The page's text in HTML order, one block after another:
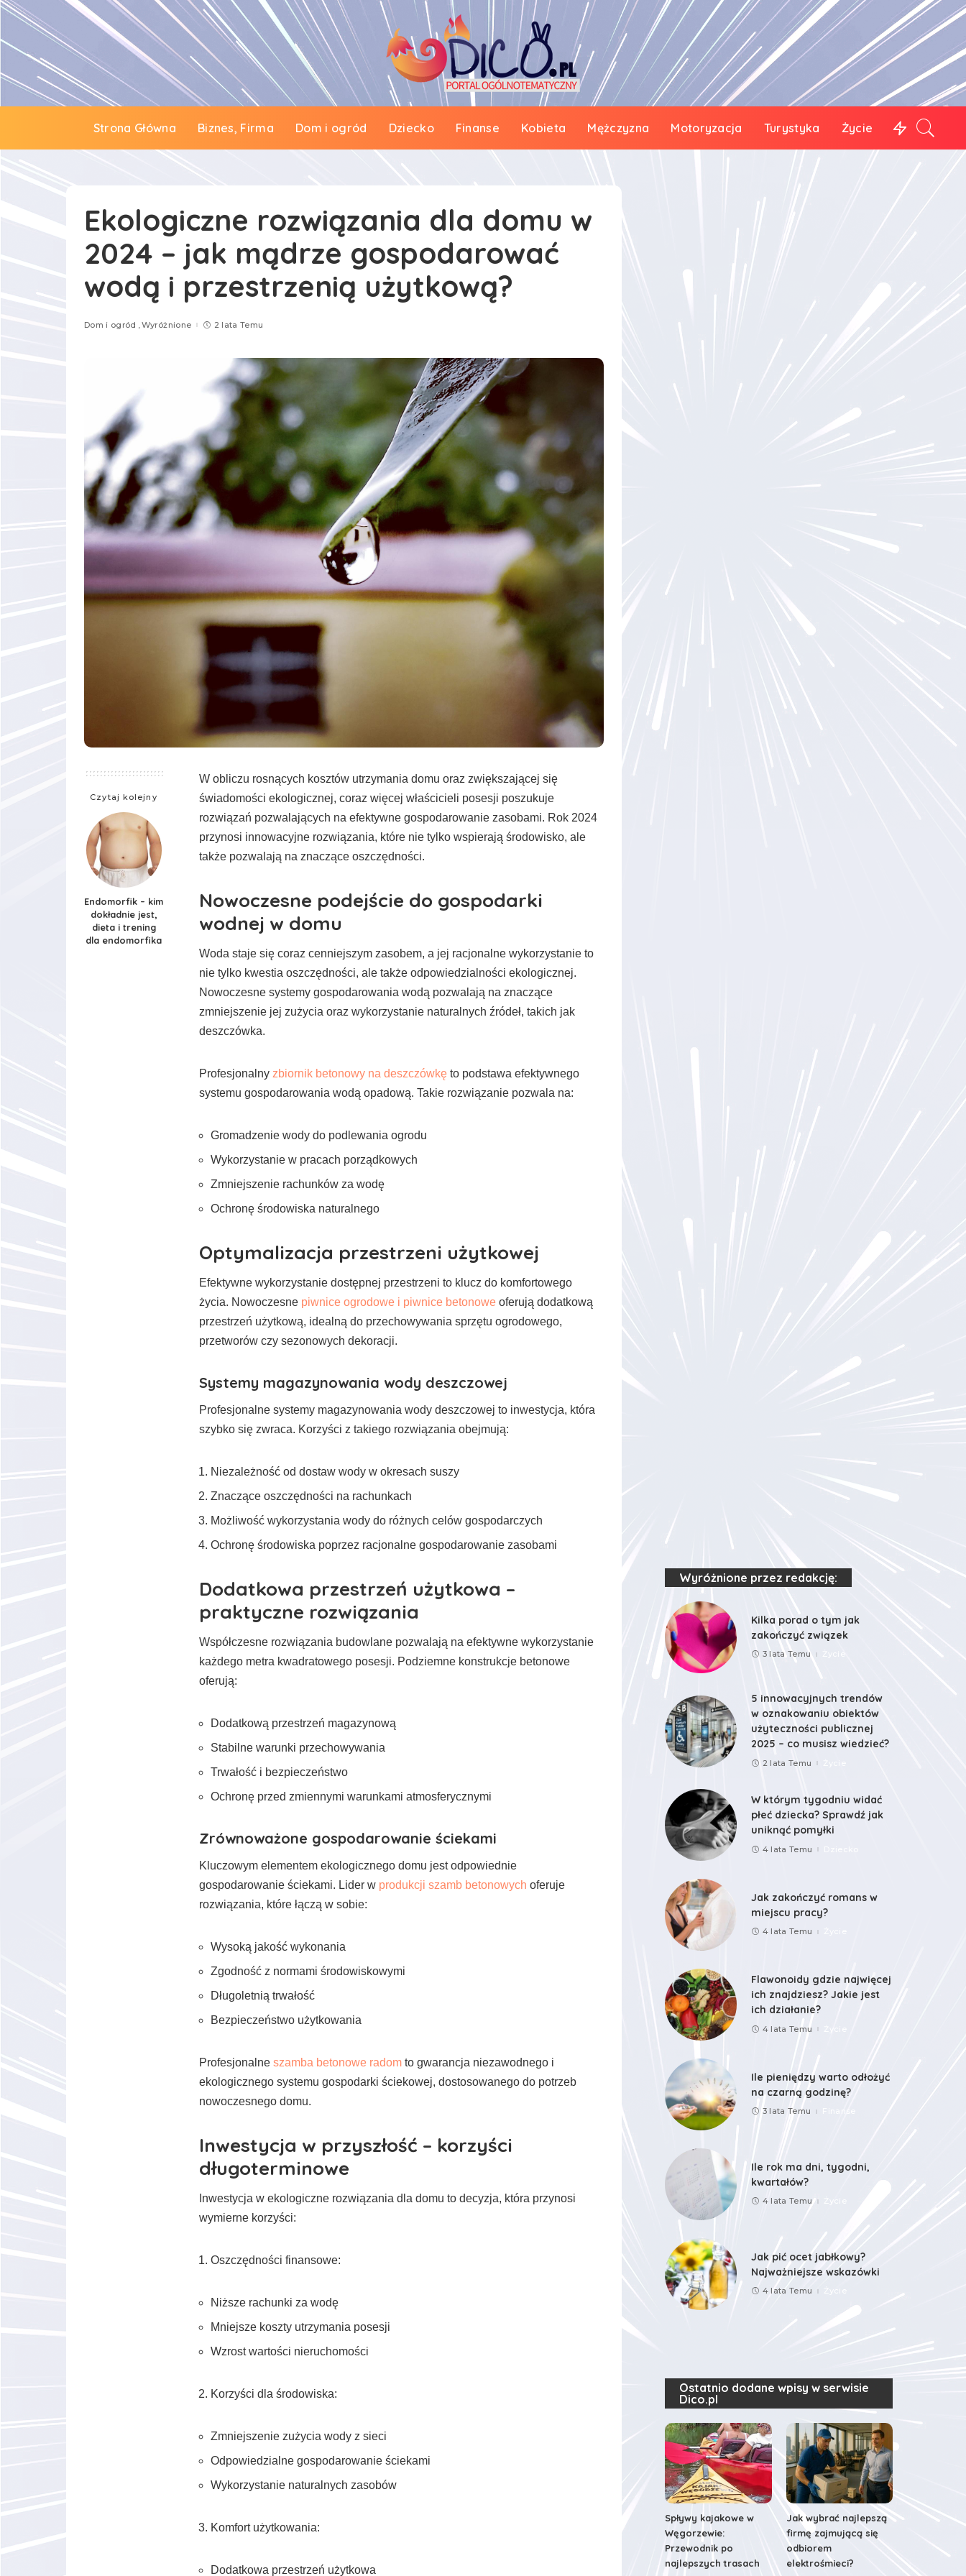
Strona Główna Biznes, Firma Dom i ogród Dziecko Finanse Kobieta Mężczyzna Motoryzacja Turystyka Życie
Ekologiczne rozwiązania dla domu w
2024 – jak mądrze gospodarować
wodą i przestrzenią użytkową?
Dom i ogród Wyróżnione 2 lata Temu
Czytaj kolejny
Endomorfik – kim
dokładnie jest,
dieta i trening
dla endomorfika
W obliczu rosnących kosztów utrzymania domu oraz zwiększającej się
świadomości ekologicznej, coraz więcej właścicieli posesji poszukuje
rozwiązań pozwalających na efektywne gospodarowanie zasobami. Rok 2024
przynosi innowacyjne rozwiązania, które nie tylko wspierają środowisko, ale
także pozwalają na znaczące oszczędności.
Nowoczesne podejście do gospodarki
wodnej w domu
Woda staje się coraz cenniejszym zasobem, a jej racjonalne wykorzystanie to
nie tylko kwestia oszczędności, ale także odpowiedzialności ekologicznej.
Nowoczesne systemy gospodarowania wodą pozwalają na znaczące
zmniejszenie jej zużycia oraz wykorzystanie naturalnych źródeł, takich jak
deszczówka.
Profesjonalny zbiornik betonowy na deszczówkę to podstawa efektywnego
systemu gospodarowania wodą opadową. Takie rozwiązanie pozwala na:
Gromadzenie wody do podlewania ogrodu
Wykorzystanie w pracach porządkowych
Zmniejszenie rachunków za wodę
Ochronę środowiska naturalnego
Optymalizacja przestrzeni użytkowej
Efektywne wykorzystanie dostępnej przestrzeni to klucz do komfortowego
życia. Nowoczesne piwnice ogrodowe i piwnice betonowe oferują dodatkową
przestrzeń użytkową, idealną do przechowywania sprzętu ogrodowego,
przetworów czy sezonowych dekoracji.
Systemy magazynowania wody deszczowej
Profesjonalne systemy magazynowania wody deszczowej to inwestycja, która
szybko się zwraca. Korzyści z takiego rozwiązania obejmują:
Niezależność od dostaw wody w okresach suszy
Znaczące oszczędności na rachunkach
Możliwość wykorzystania wody do różnych celów gospodarczych
Ochronę środowiska poprzez racjonalne gospodarowanie zasobami
Dodatkowa przestrzeń użytkowa –
praktyczne rozwiązania
Współczesne rozwiązania budowlane pozwalają na efektywne wykorzystanie
każdego metra kwadratowego posesji. Podziemne konstrukcje betonowe
oferują:
Dodatkową przestrzeń magazynową
Stabilne warunki przechowywania
Trwałość i bezpieczeństwo
Ochronę przed zmiennymi warunkami atmosferycznymi
Zrównoważone gospodarowanie ściekami
Kluczowym elementem ekologicznego domu jest odpowiednie
gospodarowanie ściekami. Lider w produkcji szamb betonowych oferuje
rozwiązania, które łączą w sobie:
Wysoką jakość wykonania
Zgodność z normami środowiskowymi
Długoletnią trwałość
Bezpieczeństwo użytkowania
Profesjonalne szamba betonowe radom to gwarancja niezawodnego i
ekologicznego systemu gospodarki ściekowej, dostosowanego do potrzeb
nowoczesnego domu.
Inwestycja w przyszłość – korzyści
długoterminowe
Inwestycja w ekologiczne rozwiązania dla domu to decyzja, która przynosi
wymierne korzyści:
Oszczędności finansowe:
Niższe rachunki za wodę
Mniejsze koszty utrzymania posesji
Wzrost wartości nieruchomości
Korzyści dla środowiska:
Zmniejszenie zużycia wody z sieci
Odpowiedzialne gospodarowanie ściekami
Wykorzystanie naturalnych zasobów
Komfort użytkowania:
Dodatkowa przestrzeń użytkowa
Wyróżnione przez redakcję:
Kilka porad o tym jak
zakończyć związek
3 lata Temu Życie
5 innowacyjnych trendów
w oznakowaniu obiektów
użyteczności publicznej
2025 – co musisz wiedzieć?
2 lata Temu
W którym tygodniu widać
płeć dziecka? Sprawdź jak
uniknąć pomyłki
4 lata Temu
Jak zakończyć romans w
miejscu pracy?
4 lata Temu
Flawonoidy gdzie najwięcej
ich znajdziesz? Jakie jest
ich działanie?
4 lata Temu
Ile pieniędzy warto odłożyć
na czarną godzinę?
3 lata Temu
Ile rok ma dni, tygodni,
kwartałów?
4 lata Temu Życie
Jak pić ocet jabłkowy?
Najważniejsze wskazówki
4 lata Temu Życie
Ostatnio dodane wpisy w serwisie
Dico.pl
Spływy kajakowe w
Węgorzewie:
Przewodnik po
najlepszych trasach
Jak wybrać najlepszą
firmę zajmującą się
odbiorem
elektrośmieci?